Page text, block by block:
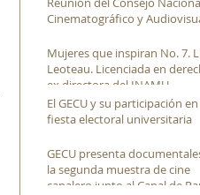
Cinematográfico y
Mujeres que inspiran No. 7.
Leoteau. Licenciada en
ex directora del INAMU
El GECU y su participación
fiesta electoral universitaria
GECU presenta
la segunda muestra de cine
canalero junto al Canal de